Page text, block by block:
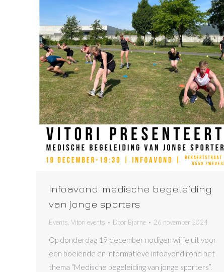
Infoavond: medische begeleiding
van jonge sporters
Events Vitori events Door Bjarne 26 november 2024
Op donderdag 19 december nodigen wij je uit voor
een boeiende en informatieve infoavond rond het
thema “Medische begeleiding van jonge sporters”.